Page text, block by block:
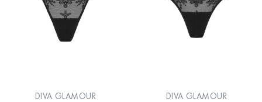
DIVA GLAMOUR DIVA GLAMOUR